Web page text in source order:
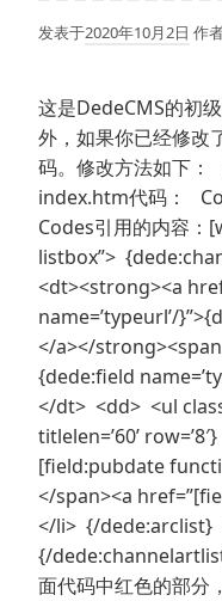
发表于2020年10月2日 作
这是DedeCMS的初
外，如果你已经修改
码。修改方法如下：
index.htm代码：
Codes引用的内容：
listbox”>
<dt><strong><a
name=’typeurl’/
</a></
{dede:field
</dt> <dd> <ul
titlelen=’60’
[field:pubdate
</span><a
</li> {/
{/
面代码中红色的部